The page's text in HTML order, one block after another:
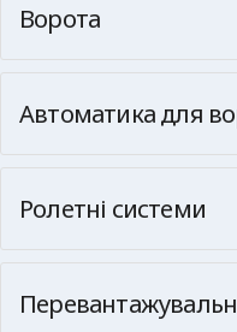
Ворота
Автоматика для
Ролетні системи